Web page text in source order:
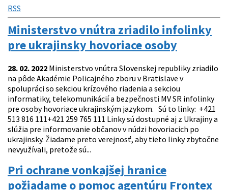
RSS
Ministerstvo vnútra zriadilo infolinky
pre ukrajinsky hovoriace osoby
28. 02. 2022 Ministerstvo vnútra Slovenskej republiky zriadilo
na pôde Akadémie Policajného zboru v Bratislave v
spolupráci so sekciou krízového riadenia a sekciou
informatiky, telekomunikácií a bezpečnosti MV SR infolinky
pre osoby hovoriace ukrajinským jazykom. Sú to linky: +421
513 816 111+421 259 765 111 Linky sú dostupné aj z Ukrajiny a
slúžia pre informovanie občanov v núdzi hovoriacich po
ukrajinsky. Žiadame preto verejnosť, aby tieto linky zbytočne
nevyužívali, pretože sú...
Pri ochrane vonkajšej hranice
požiadame o pomoc agentúru Frontex